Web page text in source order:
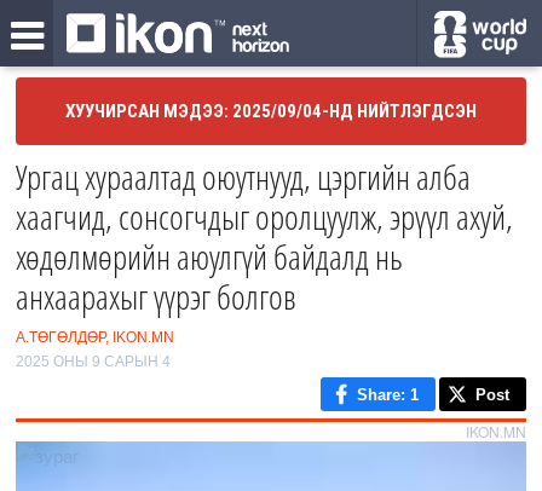
ХУУЧИРСАН МЭДЭЭ: 2025/09/04-НД НИЙТЛЭГДСЭН
Ургац хураалтад оюутнууд, цэргийн алба
хаагчид, сонсогчдыг оролцуулж, эрүүл ахуй,
хөдөлмөрийн аюулгүй байдалд нь
анхаарахыг үүрэг болгов
А.ТӨГӨЛДӨР, IKON.MN
2025 ОНЫ 9 САРЫН 4
Share: 1 Post
IKON.MN